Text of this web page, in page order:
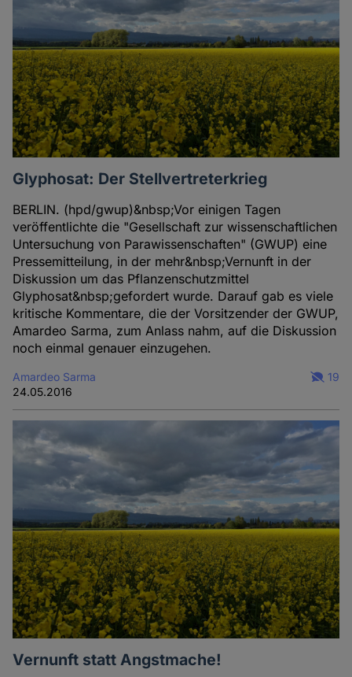
Glyphosat: Der Stellvertreterkrieg
BERLIN. (hpd/gwup)&nbsp;Vor einigen Tagen
veröffentlichte die "Gesellschaft zur wissenschaftlichen
Untersuchung von Parawissenschaften" (GWUP) eine
Pressemitteilung, in der mehr&nbsp;Vernunft in der
Diskussion um das Pflanzenschutzmittel
Glyphosat&nbsp;gefordert wurde. Darauf gab es viele
kritische Kommentare, die der Vorsitzender der GWUP,
Amardeo Sarma, zum Anlass nahm, auf die Diskussion
noch einmal genauer einzugehen.
Amardeo Sarma
24.05.2016
19
Vernunft statt Angstmache!